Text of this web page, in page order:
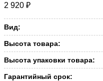
2 920 ₽
Вид:
Высота товара:
Высота упаковки товара:
Гарантийный срок: